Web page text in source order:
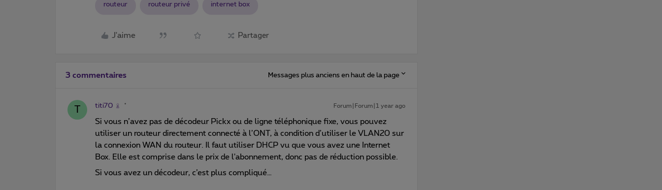
routeur routeur privé internet box
J'aime Partager
3 commentaires Messages plus anciens en haut de la page
T titi70 Forum|Forum|1 year ago
Si vous n’avez pas de décodeur Pickx ou de ligne téléphonique fixe, vous pouvez
utiliser un routeur directement connecté à l’ONT, à condition d’utiliser le VLAN20 sur
la connexion WAN du routeur. Il faut utiliser DHCP vu que vous avez une Internet
Box. Elle est comprise dans le prix de l'abonnement, donc pas de réduction possible.
Si vous avez un décodeur, c’est plus compliqué…